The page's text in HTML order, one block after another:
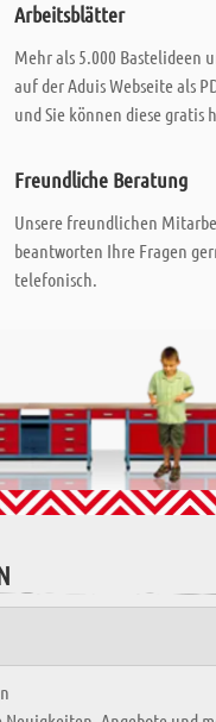
Arbeitsblätter
Mehr als 5.000 Bastelideen
auf der Aduis Webseite als
und Sie können diese gratis
Freundliche Beratung
Unsere freundlichen
beantworten Ihre Fragen
telefonisch.